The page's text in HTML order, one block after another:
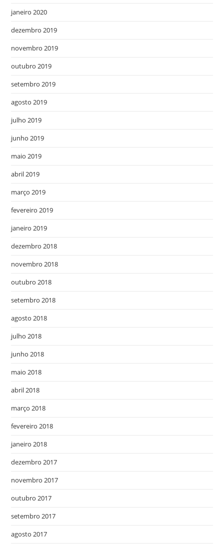
janeiro 2020
dezembro 2019
novembro 2019
outubro 2019
setembro 2019
agosto 2019
julho 2019
junho 2019
maio 2019
abril 2019
março 2019
fevereiro 2019
janeiro 2019
dezembro 2018
novembro 2018
outubro 2018
setembro 2018
agosto 2018
julho 2018
junho 2018
maio 2018
abril 2018
março 2018
fevereiro 2018
janeiro 2018
dezembro 2017
novembro 2017
outubro 2017
setembro 2017
agosto 2017